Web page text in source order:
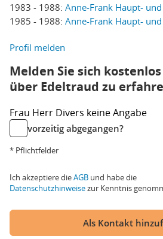
1983 - 1988: Anne-Frank Haupt-
1985 - 1988: Anne-Frank Haupt-
Profil melden
Melden Sie sich
über Edeltraud zu
Frau Herr Divers keine Angabe
vorzeitig abgegangen?
* Pflichtfelder
Ich akzeptiere dieAGB und habe die
Datenschutzhinweisezur Kenntnis
Als Kontakt